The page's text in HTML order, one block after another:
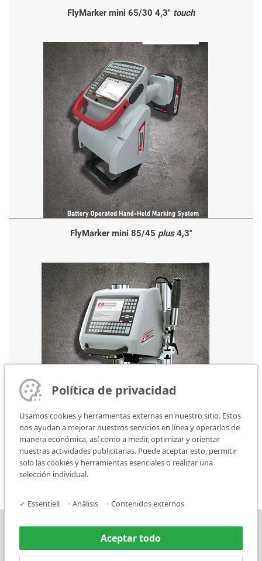
FlyMarker mini 65/30 4,3" touch
FlyMarker mini 85/45 plus4,3''
FlyMarker mini 120/100 STATION
Prensa Contacto
Política de privacidad
Usamos cookies y herramientas externas en nuestro sitio. Estos
nos ayudan a mejorar nuestros servicios en línea y operarlos de
manera económica, así como a medir, optimizar y orientar
nuestras actividades publicitarias. Puede aceptar esto, permitir
solo las cookies y herramientas esenciales o realizar una
selección individual.
✓ Essentiell • Análisis • Contenidos externos
Aceptar todo